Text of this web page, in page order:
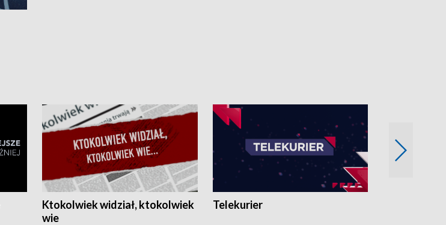
Ktokolwiek widział, ktokolwiek
wie
Telekurier